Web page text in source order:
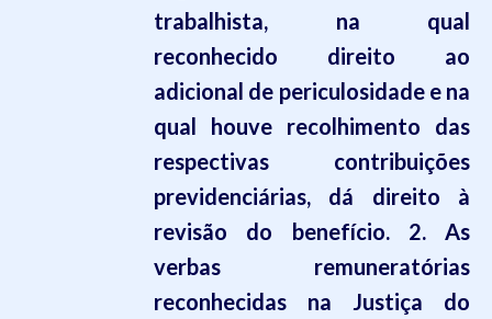
trabalhista, na qual
reconhecido direito ao
adicional de periculosidade e na
qual houve recolhimento das
respectivas contribuições
previdenciárias, dá direito à
revisão do benefício. 2. As
verbas remuneratórias
reconhecidas na Justiça do